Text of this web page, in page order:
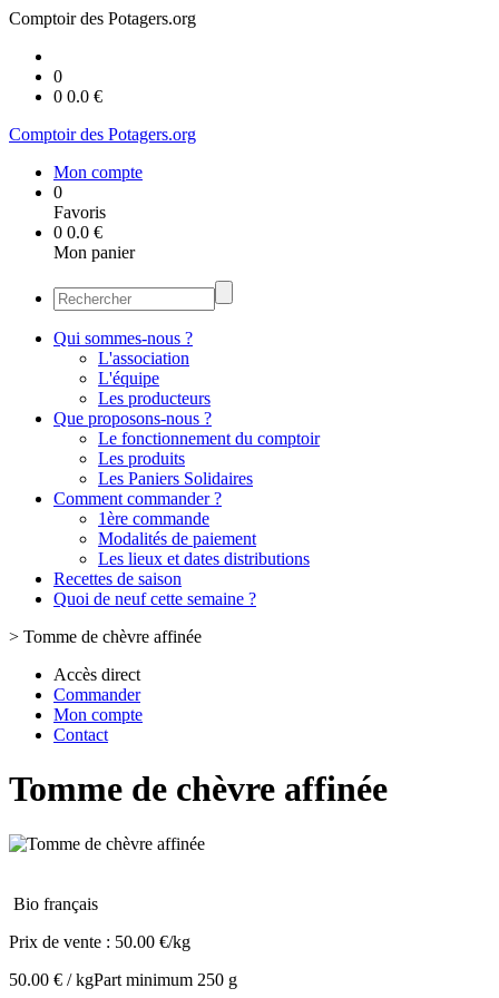
Comptoir des Potagers.org
0
0 0.0 €
Comptoir des Potagers.org
Mon compte
0
Favoris
0 0.0 €
Mon panier
Qui sommes-nous ?
L'association
L'équipe
Les producteurs
Que proposons-nous ?
Le fonctionnement du comptoir
Les produits
Les Paniers Solidaires
Comment commander ?
1ère commande
Modalités de paiement
Les lieux et dates distributions
Recettes de saison
Quoi de neuf cette semaine ?
> Tomme de chèvre affinée
Accès direct
Commander
Mon compte
Contact
Tomme de chèvre affinée
Bio français
Prix de vente : 50.00 €/kg
50.00 € / kgPart minimum 250 g